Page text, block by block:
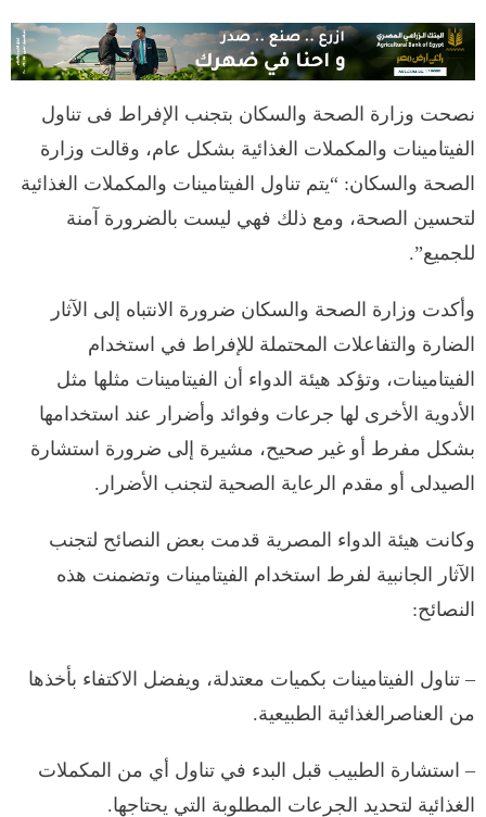
نصحت وزارة الصحة والسكان بتجنب الإفراط فى تناول
الفيتامينات والمكملات الغذائية بشكل عام، وقالت وزارة
الصحة والسكان: “يتم تناول الفيتامينات والمكملات الغذائية
لتحسين الصحة، ومع ذلك فهي ليست بالضرورة آمنة
للجميع”.
وأكدت وزارة الصحة والسكان ضرورة الانتباه إلى الآثار
الضارة والتفاعلات المحتملة للإفراط في استخدام
الفيتامينات، وتؤكد هيئة الدواء أن الفيتامينات مثلها مثل
الأدوية الأخرى لها جرعات وفوائد وأضرار عند استخدامها
بشكل مفرط أو غير صحيح، مشيرة إلى ضرورة استشارة
الصيدلى أو مقدم الرعاية الصحية لتجنب الأضرار.
وكانت هيئة الدواء المصرية قدمت بعض النصائح لتجنب
الآثار الجانبية لفرط استخدام الفيتامينات وتضمنت هذه
النصائح:
– تناول الفيتامينات بكميات معتدلة، ويفضل الاكتفاء بأخذها
من العناصرالغذائية الطبيعية. ​
– استشارة الطبيب قبل البدء في تناول أي من المكملات
الغذائية لتحديد الجرعات المطلوبة التي يحتاجها.